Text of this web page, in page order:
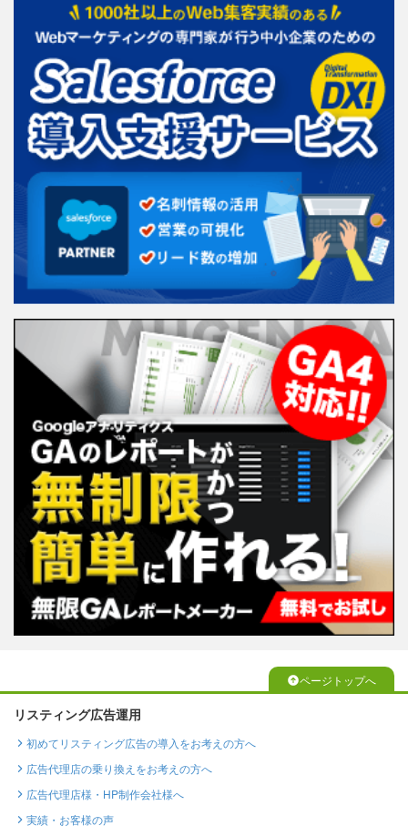
ページトップへ
リスティング広告運用
初めてリスティング広告の導入をお考えの方へ
広告代理店の乗り換えをお考えの方へ
広告代理店様・HP制作会社様へ
実績・お客様の声